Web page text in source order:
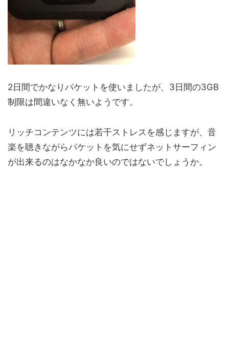
2日間でかなりパケットを使いましたが、3日間の3GB
制限は間違いなく無いようです。
リッチコンテンツには若干ストレスを感じますが、音
楽を聴きながらパケットを気にせずネットサーフィン
が出来るのはなかなか良いのではないでしょうか。